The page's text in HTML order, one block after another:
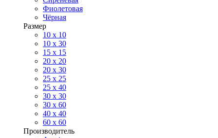
Фиолетовая
Чёрная
Размер
10 х 10
10 x 30
15 x 15
20 х 20
20 x 30
25 x 25
25 x 40
30 x 30
30 х 60
40 х 40
60 х 60
Производитель